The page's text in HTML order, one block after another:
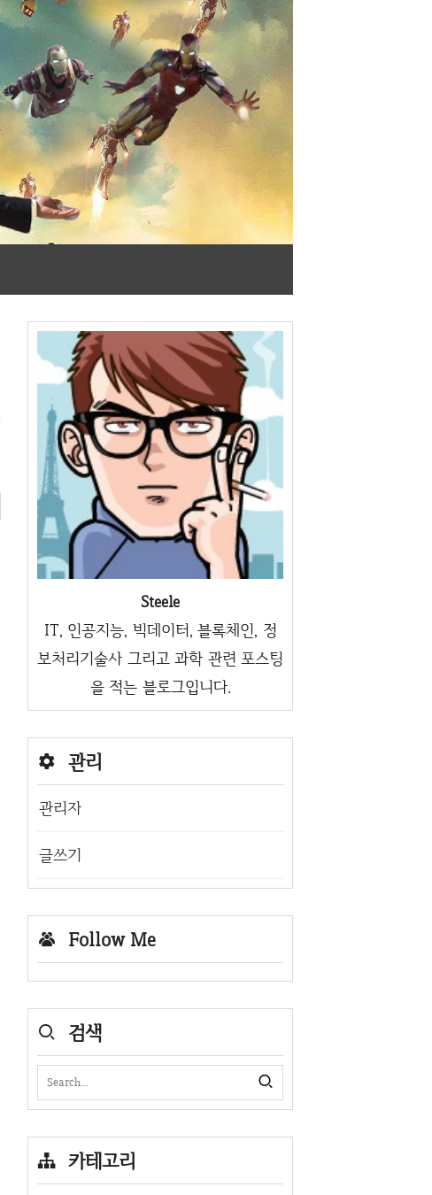
Steele
IT, 인공지능, 빅데이터, 블록체인, 정
보처리기술사 그리고 과학 관련 포스팅
을 적는 블로그입니다.
관리
관리자
글쓰기
Follow Me
검색
카테고리